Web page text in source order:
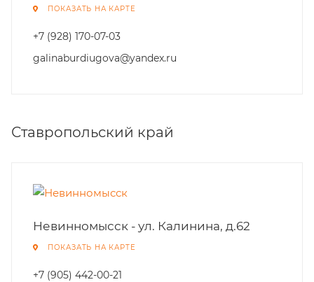
ПОКАЗАТЬ НА КАРТЕ
+7 (928) 170-07-03
galinaburdiugova@yandex.ru
Ставропольский край
Невинномысск - ул. Калинина, д.62
ПОКАЗАТЬ НА КАРТЕ
+7 (905) 442-00-21